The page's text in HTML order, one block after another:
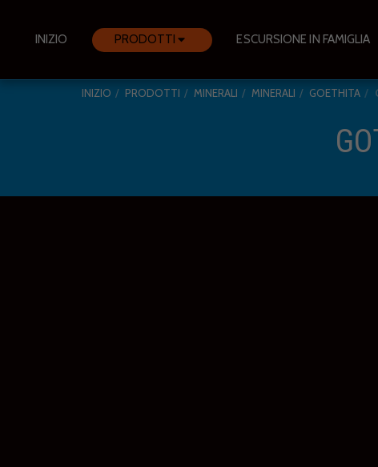
INIZIO PRODOTTI ESCURSIONE IN FAMIGLIA
INIZIO PRODOTTI MINERALI MINERALI GOETHITA